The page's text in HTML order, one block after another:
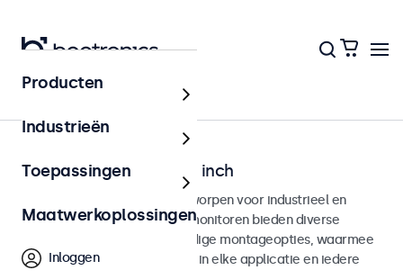
Home
Monitoren van 7 tot 32 inch
Professionele monitoren ontworpen voor industrieel en
commercieel gebruik. Deze monitoren bieden diverse
videoaansluitingen en veelzijdige montageopties, waarmee
ze naadloos te integreren zijn in elke applicatie en iedere
Producten
Industrieën
Toepassingen
Maatwerkoplossingen
Inloggen